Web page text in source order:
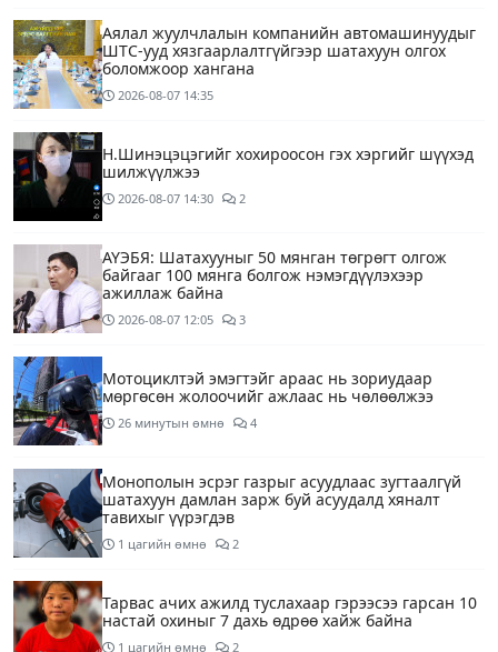
Аялал жуулчлалын компанийн автомашинуудыг
ШТС-ууд хязгаарлалтгүйгээр шатахуун олгох
боломжоор хангана
2026-08-07 14:35
Н.Шинэцэцэгийг хохироосон гэх хэргийг шүүхэд
шилжүүлжээ
2026-08-07 14:30 2
АҮЭБЯ: Шатахууныг 50 мянган төгрөгт олгож
байгааг 100 мянга болгож нэмэгдүүлэхээр
ажиллаж байна
2026-08-07 12:05 3
Мотоциклтэй эмэгтэйг араас нь зориудаар
мөргөсөн жолоочийг ажлаас нь чөлөөлжээ
26 минутын өмнө 4
Монополын эсрэг газрыг асуудлаас зугтаалгүй
шатахуун дамлан зарж буй асуудалд хяналт
тавихыг үүрэгдэв
1 цагийн өмнө 2
Тарвас ачих ажилд туслахаар гэрээсээ гарсан 10
настай охиныг 7 дахь өдрөө хайж байна
1 цагийн өмнө 2